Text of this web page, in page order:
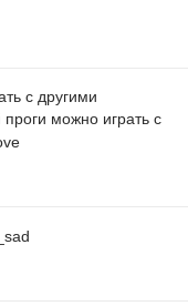
с другими
можно играть с